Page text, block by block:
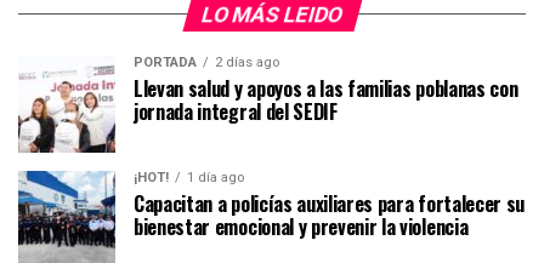
LO MÁS LEIDO
PORTADA 2 días ago
Llevan salud y apoyos a las familias poblanas con
jornada integral del SEDIF
¡HOT! 1 día ago
Capacitan a policías auxiliares para fortalecer su
bienestar emocional y prevenir la violencia